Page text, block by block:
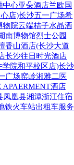
中心亚朵酒店兰欧国
店)长沙五一广场希
物院云端桔子水晶酒
南博物馆烈士公园
香山酒店(长沙大道
长沙往日时光酒店
院和平校区店)长沙
广场窑岭湘雅二医
APAERMENT酒店
凤凰县湘潭浙江住宿
铁火车站出租车服务